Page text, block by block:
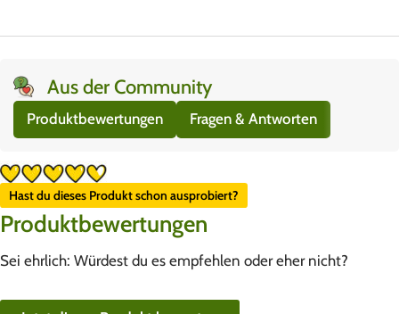
Aus der Community
Produktbewertungen Fragen & Antworten
Hast du dieses Produkt schon ausprobiert?
Produktbewertungen
Sei ehrlich: Würdest du es empfehlen oder eher nicht?